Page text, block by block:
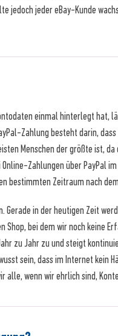
jeder eBay-Kunde
einmal hinterlegt
Zahlung besteht darin,
Menschen der größte ist,
Zahlungen über PayPal
bestimmten Zeitraum nach
Gerade in der heutigen Zeit
bei dem wir noch keine
zu Jahr zu und steigt
sein, dass im Internet kein
wenn wir ehrlich sind,